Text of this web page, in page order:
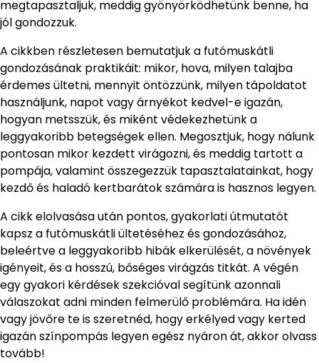
megtapasztaljuk, meddig gyönyörködhetünk benne, ha
jól gondozzuk.
A cikkben részletesen bemutatjuk a futómuskátli
gondozásának praktikáit: mikor, hova, milyen talajba
érdemes ültetni, mennyit öntözzünk, milyen tápoldatot
használjunk, napot vagy árnyékot kedvel-e igazán,
hogyan metsszük, és miként védekezhetünk a
leggyakoribb betegségek ellen. Megosztjuk, hogy nálunk
pontosan mikor kezdett virágozni, és meddig tartott a
pompája, valamint összegezzük tapasztalatainkat, hogy
kezdő és haladó kertbarátok számára is hasznos legyen.
A cikk elolvasása után pontos, gyakorlati útmutatót
kapsz a futómuskátli ültetéséhez és gondozásához,
beleértve a leggyakoribb hibák elkerülését, a növények
igényeit, és a hosszú, bőséges virágzás titkát. A végén
egy gyakori kérdések szekcióval segítünk azonnali
válaszokat adni minden felmerülő problémára. Ha idén
vagy jövőre te is szeretnéd, hogy erkélyed vagy kerted
igazán színpompás legyen egész nyáron át, akkor olvass
tovább!